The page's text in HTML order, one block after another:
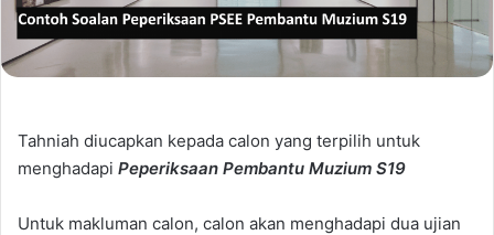
Tahniah diucapkan kepada calon yang terpilih untuk
menghadapi Peperiksaan Pembantu Muzium S19
Untuk makluman calon, calon akan menghadapi dua ujian